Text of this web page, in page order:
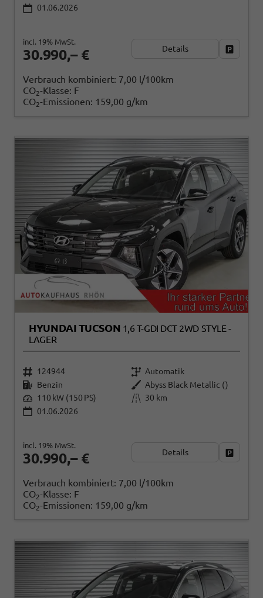
01.06.2026
30.990,– €
incl. 19% MwSt.
Details
Verbrauch kombiniert: 7,00 l/100km
CO2-Klasse: F
CO2-Emissionen: 159,00 g/km
HYUNDAI TUCSON 1,6 T-GDI DCT 2WD STYLE -
LAGER
124944
Automatik
Benzin
Abyss Black Metallic ()
110 kW (150 PS)
30 km
01.06.2026
30.990,– €
incl. 19% MwSt.
Details
Verbrauch kombiniert: 7,00 l/100km
CO2-Klasse: F
CO2-Emissionen: 159,00 g/km